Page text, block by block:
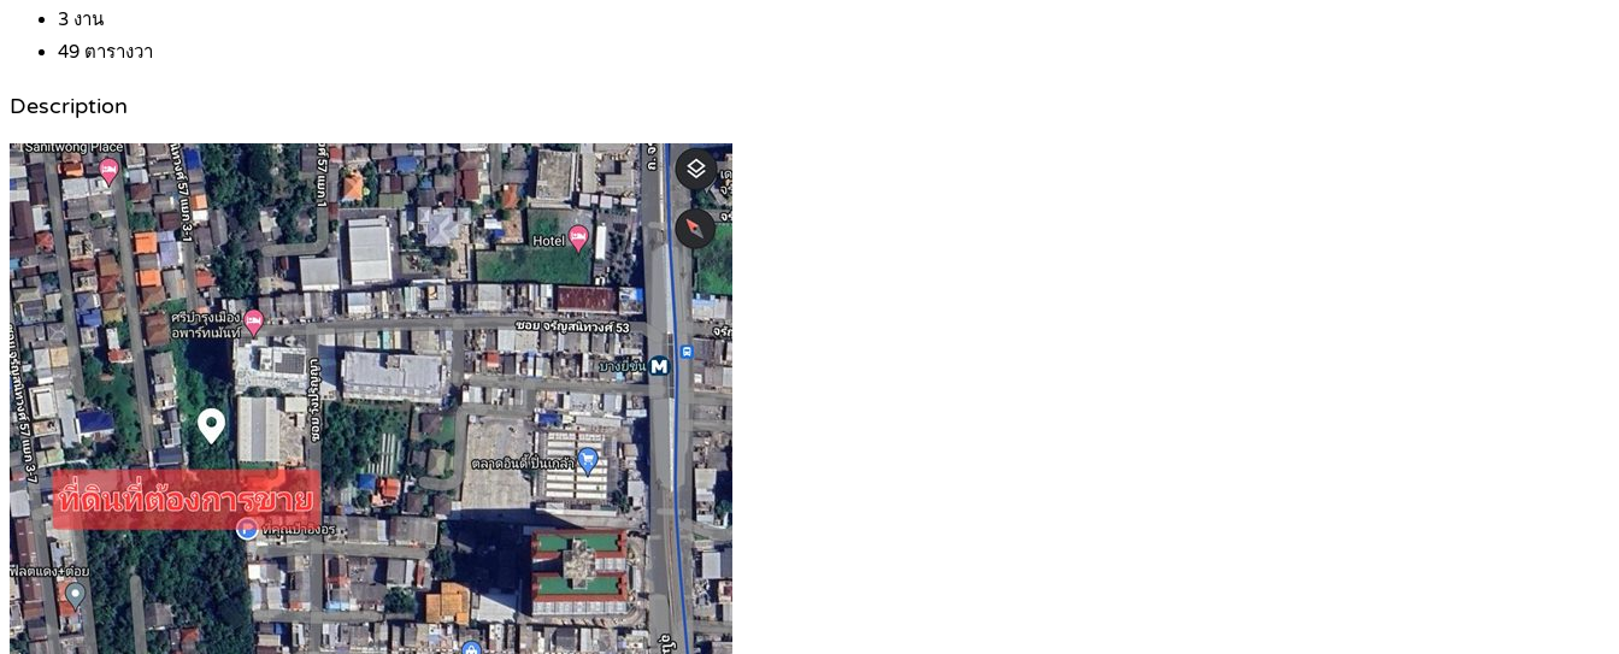
3 งาน
49 ตารางวา
Description